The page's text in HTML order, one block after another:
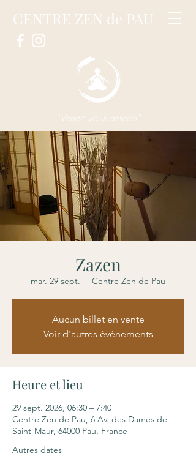
CENTRE ZEN de PAU
"Venez vous asseoir"
Zazen
mar. 29 sept.
  |
Centre Zen de Pau
Aucun billet en vente
Voir d'autres événements
Heure et lieu
29 sept. 2026, 06:30 – 7:40
Centre Zen de Pau, 6 Av. des Dames de
Saint-Maur, 64000 Pau, France
Autres dates